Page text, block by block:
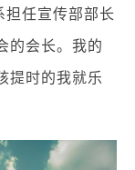
任宣传部部长
的会长。我的
提时的我就乐